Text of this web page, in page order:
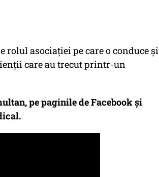
rolul asociației pe care o conduce și
care au trecut printr-un
pe paginile de Facebook și